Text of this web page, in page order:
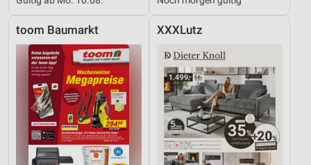
toom Baumarkt XXXLutz